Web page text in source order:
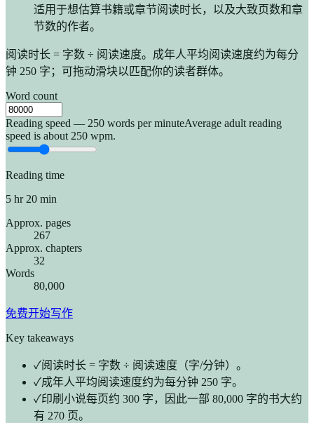
适用于想估算书籍或章节阅读时长，以及大致页数和章
节数的作者。
阅读时长 = 字数 ÷ 阅读速度。成年人平均阅读速度约为每分
钟 250 字；可拖动滑块以匹配你的读者群体。
Word count
Reading speed — 250 words per minuteAverage adult reading
speed is about 250 wpm.
Reading time
5 hr 20 min
Approx. pages
267
Approx. chapters
32
Words
80,000
免费开始写作
Key takeaways
✓阅读时长 = 字数 ÷ 阅读速度（字/分钟）。
✓成年人平均阅读速度约为每分钟 250 字。
✓印刷小说每页约 300 字，因此一部 80,000 字的书大约
有 270 页。